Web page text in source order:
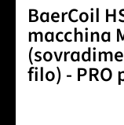
BaerCoil
macchina
filo) - PRO